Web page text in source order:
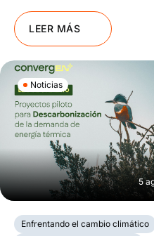
LEER MÁS
Noticias
5
Enfrentando el cambio climático